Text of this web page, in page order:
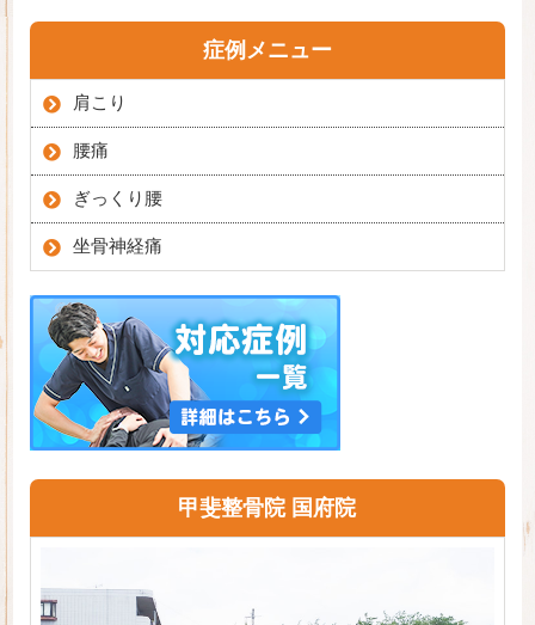
症例メニュー
肩こり
腰痛
ぎっくり腰
坐骨神経痛
甲斐整骨院 国府院